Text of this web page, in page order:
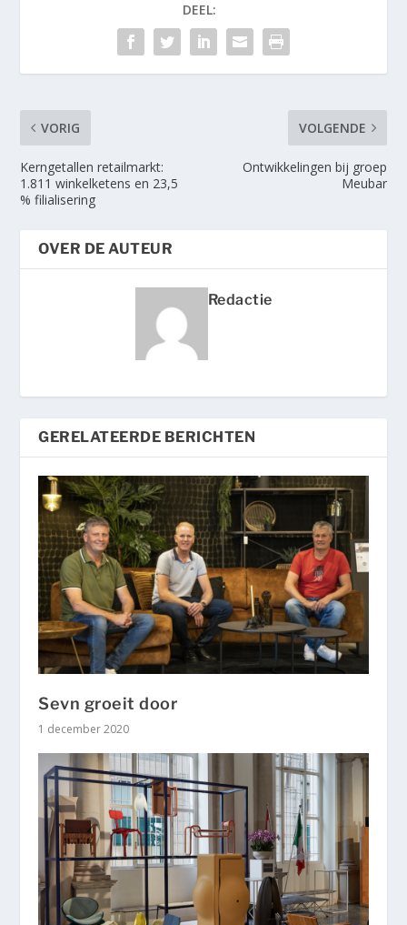
DEEL:
VORIG
Kerngetallen retailmarkt:
1.811 winkelketens en 23,5
% filialisering
VOLGENDE
Ontwikkelingen bij groep
Meubar
OVER DE AUTEUR
Redactie
GERELATEERDE BERICHTEN
Sevn groeit door
1 december 2020